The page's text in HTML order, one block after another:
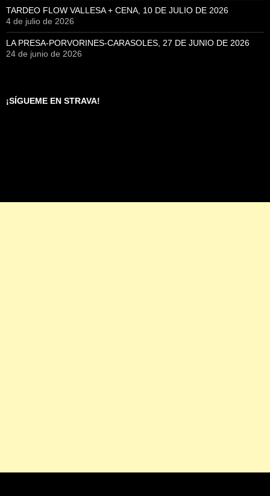
TARDEO FLOW VALLESA + CENA, 10 DE JULIO DE 2026
4 de julio de 2026
LA PRESA-PORVORINES-CARASOLES, 27 DE JUNIO DE 2026
24 de junio de 2026
¡SÍGUEME EN STRAVA!